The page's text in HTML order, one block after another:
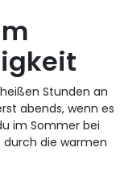
Stunden an
abends, wenn es
im Sommer bei
die warmen